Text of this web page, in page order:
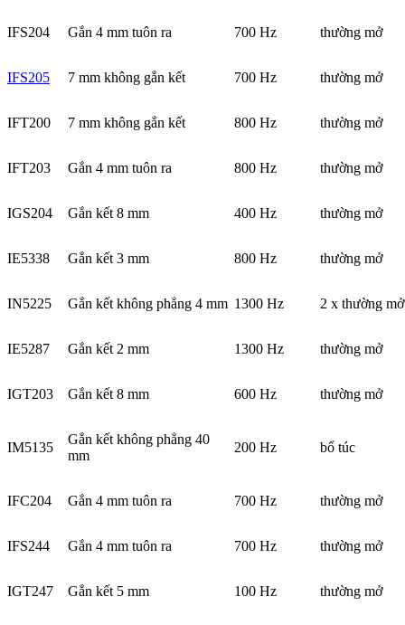
IFS204 Gắn 4 mm tuôn ra 700 Hz thường mở
IFS205 7 mm không gắn kết 700 Hz thường mở
IFT200 7 mm không gắn kết 800 Hz thường mở
IFT203 Gắn 4 mm tuôn ra 800 Hz thường mở
IGS204 Gắn kết 8 mm 400 Hz thường mở
IE5338 Gắn kết 3 mm 800 Hz thường mở
IN5225 Gắn kết không phẳng 4 mm 1300 Hz 2 x thường mở
IE5287 Gắn kết 2 mm 1300 Hz thường mở
IGT203 Gắn kết 8 mm 600 Hz thường mở
IM5135
Gắn kết không phẳng 40
mm
200 Hz bổ túc
IFC204 Gắn 4 mm tuôn ra 700 Hz thường mở
IFS244 Gắn 4 mm tuôn ra 700 Hz thường mở
IGT247 Gắn kết 5 mm 100 Hz thường mở